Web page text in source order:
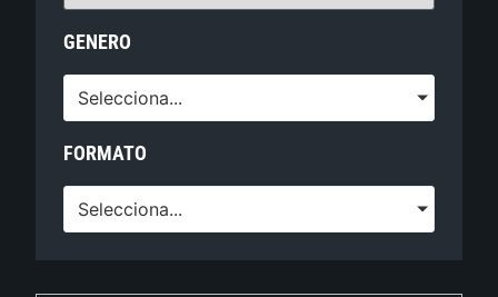
GENERO
Selecciona...
FORMATO
Selecciona...